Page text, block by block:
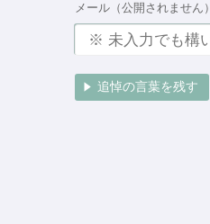
メール（公開されません）